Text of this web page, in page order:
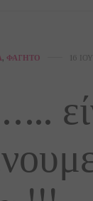
, ΦΑΓΗΤΌ 16